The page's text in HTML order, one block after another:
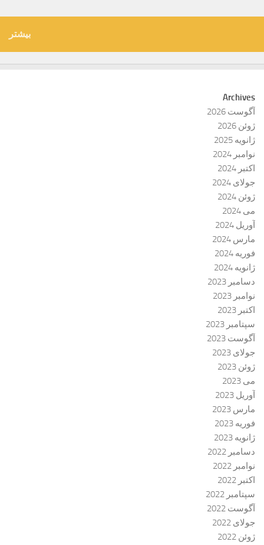
بیشتر
Archives
آگوست 2026
ژوئن 2026
ژانویه 2025
نوامبر 2024
اکتبر 2024
جولای 2024
ژوئن 2024
می 2024
آوریل 2024
مارس 2024
فوریه 2024
ژانویه 2024
دسامبر 2023
نوامبر 2023
اکتبر 2023
سپتامبر 2023
آگوست 2023
جولای 2023
ژوئن 2023
می 2023
آوریل 2023
مارس 2023
فوریه 2023
ژانویه 2023
دسامبر 2022
نوامبر 2022
اکتبر 2022
سپتامبر 2022
آگوست 2022
جولای 2022
ژوئن 2022